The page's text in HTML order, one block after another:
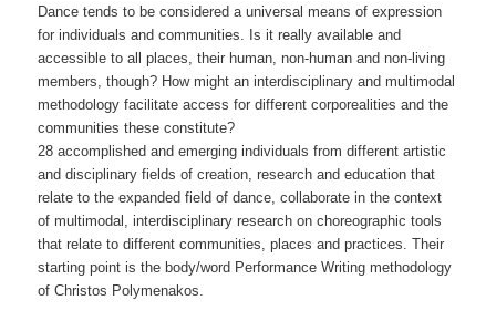
Dance tends to be considered a universal means of expression
for individuals and communities. Is it really available and
accessible to all places, their human, non-human and non-living
members, though? How might an interdisciplinary and multimodal
methodology facilitate access for different corporealities and the
communities these constitute?
28 accomplished and emerging individuals from different artistic
and disciplinary fields of creation, research and education that
relate to the expanded field of dance, collaborate in the context
of multimodal, interdisciplinary research on choreographic tools
that relate to different communities, places and practices. Their
starting point is the body/word Performance Writing methodology
of Christos Polymenakos.